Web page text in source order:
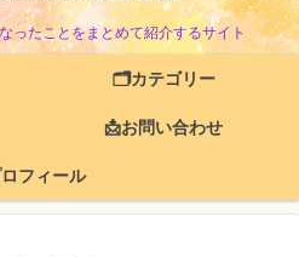
ったことをまとめて紹介するサイト
🗂️カテゴリー
📩お問い合わせ
フィール